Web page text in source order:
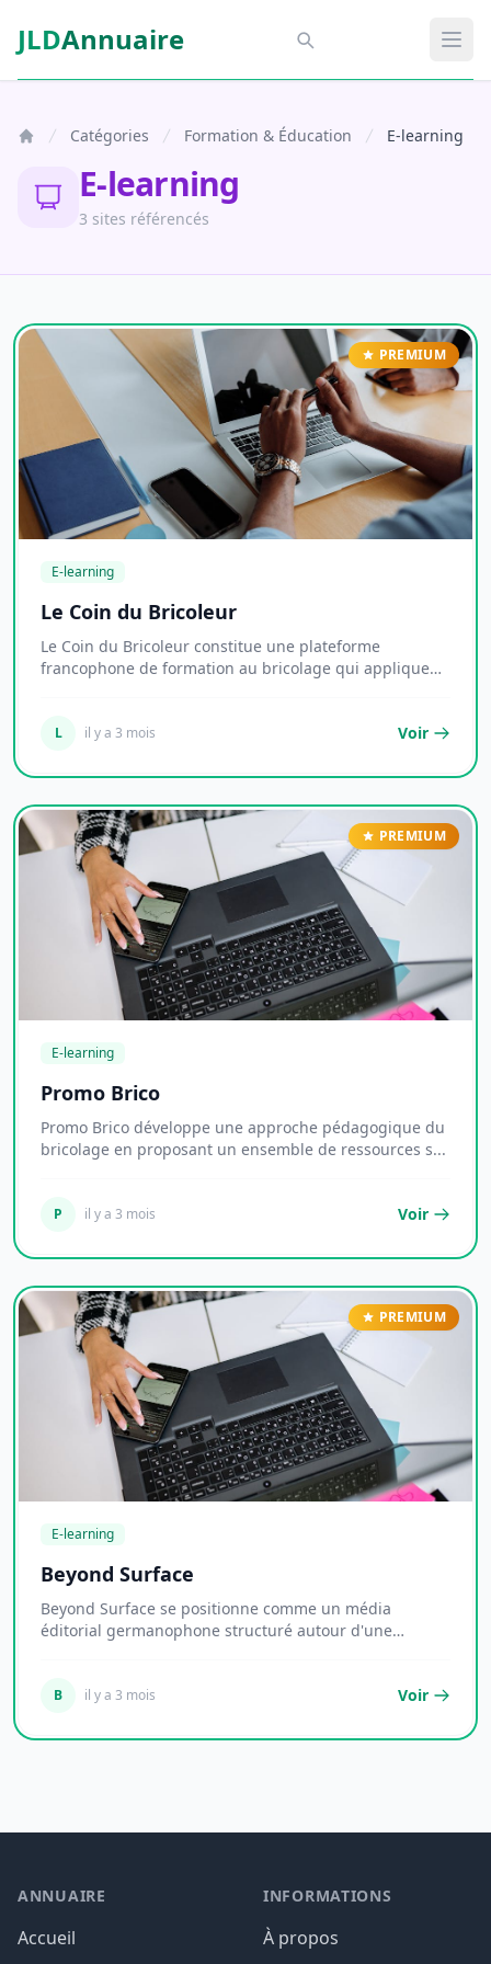
Aspect SDM
JLDAnnuaire
Catégories Formation & Éducation E-learning
E-learning
3 sites référencés
PREMIUM
E-learning
Le Coin du Bricoleur
Le Coin du Bricoleur constitue une plateforme
francophone de formation au bricolage qui applique
L il y a 3 mois Voir
PREMIUM
E-learning
Promo Brico
Promo Brico développe une approche pédagogique du
bricolage en proposant un ensemble de ressources s...
P il y a 3 mois Voir
PREMIUM
E-learning
Beyond Surface
Beyond Surface se positionne comme un média
éditorial germanophone structuré autour d'une
B il y a 3 mois Voir
ANNUAIRE
Accueil
INFORMATIONS
À propos